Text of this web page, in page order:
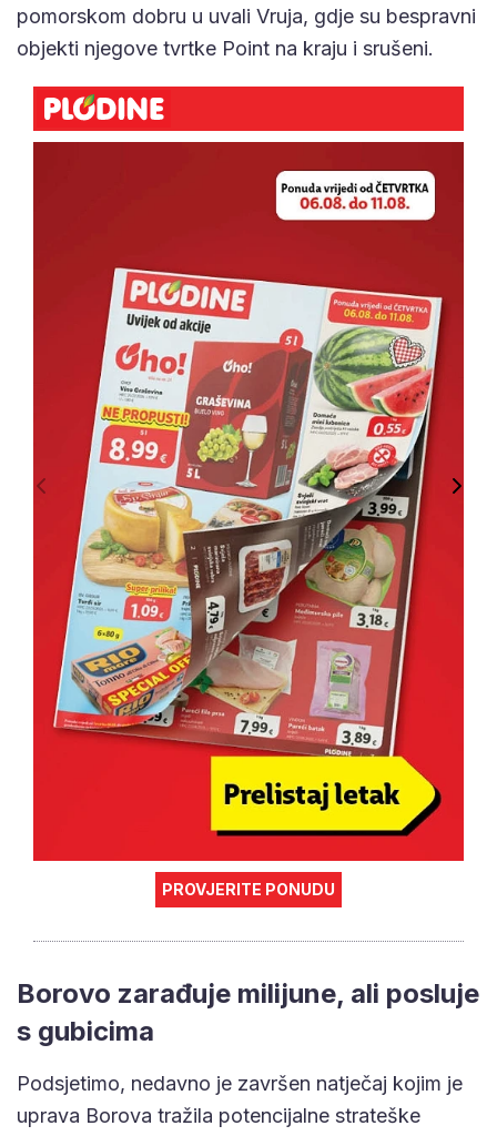
pomorskom dobru u uvali Vruja, gdje su bespravni
objekti njegove tvrtke Point na kraju i srušeni.
PROVJERITE PONUDU
Borovo zarađuje milijune, ali posluje
s gubicima
Podsjetimo, nedavno je završen natječaj kojim je
uprava Borova tražila potencijalne strateške